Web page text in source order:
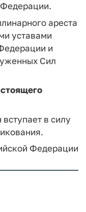
ареста
уставами
и
Сил
в силу
Федерации